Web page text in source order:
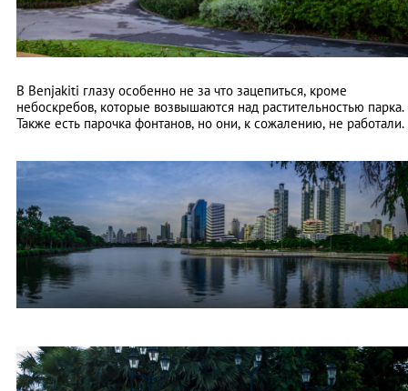
В Benjakiti глазу особенно не за что зацепиться, кроме
небоскребов, которые возвышаются над растительностью парка.
Также есть парочка фонтанов, но они, к сожалению, не работали.